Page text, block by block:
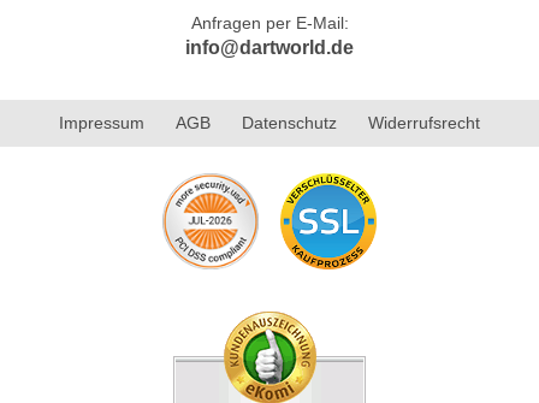
Anfragen per E-Mail:
info@dartworld.de
Impressum AGB Datenschutz Widerrufsrecht